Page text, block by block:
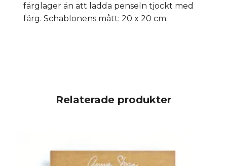
färglager än att ladda penseln tjockt med
färg. Schablonens mått: 20 x 20 cm.